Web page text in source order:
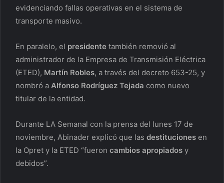
evidenciando fallas operativas en el sistema de
transporte masivo.
En paralelo, el presidente también removió al
administrador de la Empresa de Transmisión Eléctrica
(ETED), Martín Robles, a través del decreto 653-25, y
nombró a Alfonso Rodríguez Tejada como nuevo
titular de la entidad.
Durante LA Semanal con la prensa del lunes 17 de
noviembre, Abinader explicó que las destituciones en
la Opret y la ETED “fueron cambios apropiados y
debidos”.